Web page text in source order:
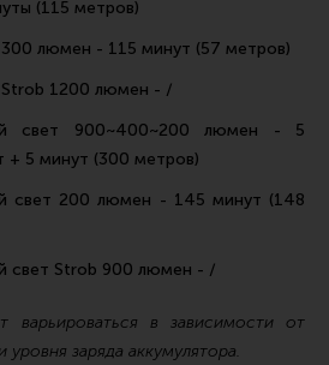
(115 метров)
300 люмен - 115 минут (57 метров)
Strob 1200 люмен - /
свет 900~400~200 люмен - 5
+ 5 минут (300 метров)
свет 200 люмен - 145 минут (148
свет Strob 900 люмен - /
в зависимости от
уровня заряда аккумулятора.